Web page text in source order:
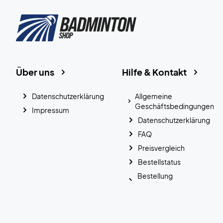
Hilfe & Kontakt
Allgemeine
Geschäftsbedingungen
Datenschutzerklärung
FAQ
Preisvergleich
Bestellstatus
Bestellung
Über uns
Datenschutzerklärung
Impressum